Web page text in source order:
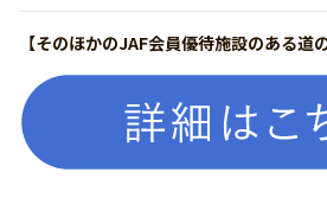
【そのほかのJAF会員優待施設のある道の